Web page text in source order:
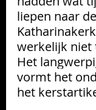
liepen naar de
werkelijk niet
Het
vormt het
het